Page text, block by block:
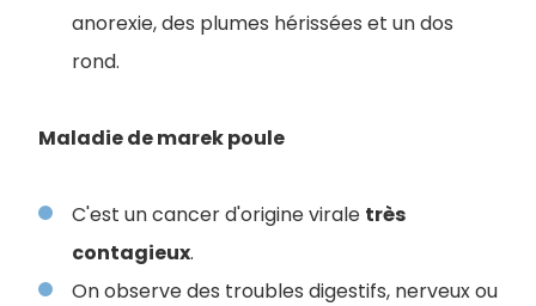
anorexie, des plumes hérissées et un dos
rond.
Maladie de marek poule
C'est un cancer d'origine virale très
contagieux.
On observe des troubles digestifs, nerveux ou